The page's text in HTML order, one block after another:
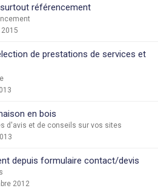
référencement
2015
de prestations de services et
en bois
d'avis et de conseils sur vos sites
depuis formulaire contact/devis
2012